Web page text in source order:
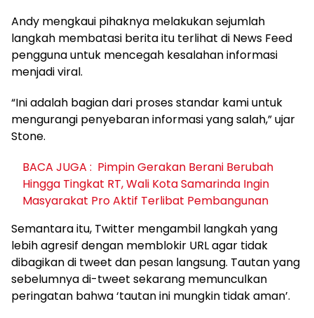
Andy mengkaui pihaknya melakukan sejumlah
langkah membatasi berita itu terlihat di News Feed
pengguna untuk mencegah kesalahan informasi
menjadi viral.
“Ini adalah bagian dari proses standar kami untuk
mengurangi penyebaran informasi yang salah,” ujar
Stone.
BACA JUGA : Pimpin Gerakan Berani Berubah
Hingga Tingkat RT, Wali Kota Samarinda Ingin
Masyarakat Pro Aktif Terlibat Pembangunan
Semantara itu, Twitter mengambil langkah yang
lebih agresif dengan memblokir URL agar tidak
dibagikan di tweet dan pesan langsung. Tautan yang
sebelumnya di-tweet sekarang memunculkan
peringatan bahwa ‘tautan ini mungkin tidak aman’.